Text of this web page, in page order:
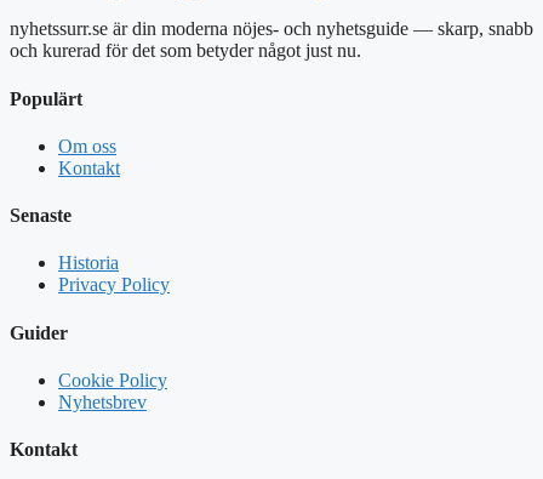
nyhetssurr.se är din moderna nöjes- och nyhetsguide — skarp, snabb
och kurerad för det som betyder något just nu.
Populärt
Om oss
Kontakt
Senaste
Historia
Privacy Policy
Guider
Cookie Policy
Nyhetsbrev
Kontakt